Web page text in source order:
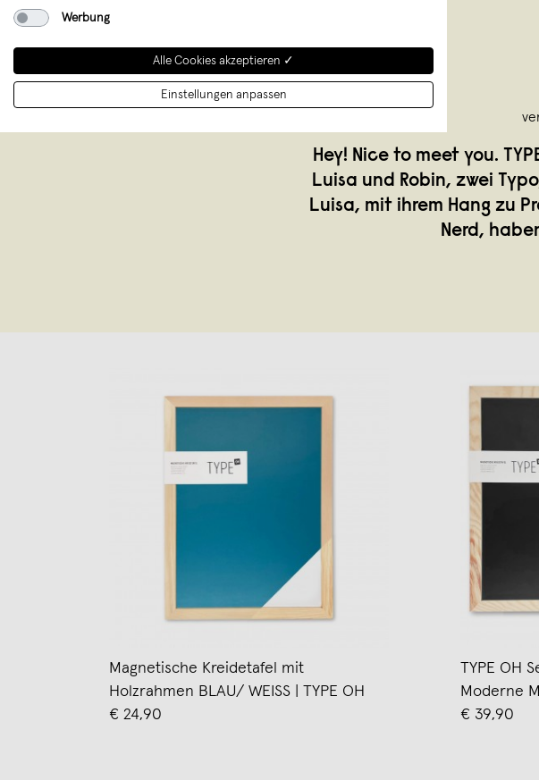
Hey! Nice to meet you.
Luisa und Robin, zwei
Luisa, mit ihrem Hang zu
Nerd,
Magnetische Kreidetafel mit
Holzrahmen BLAU/ WEISS | TYPE OH
€ 24,90
TYPE OH
Moderne
€ 39,90
Werbung
Alle Cookies akzeptieren ✓
Einstellungen anpassen